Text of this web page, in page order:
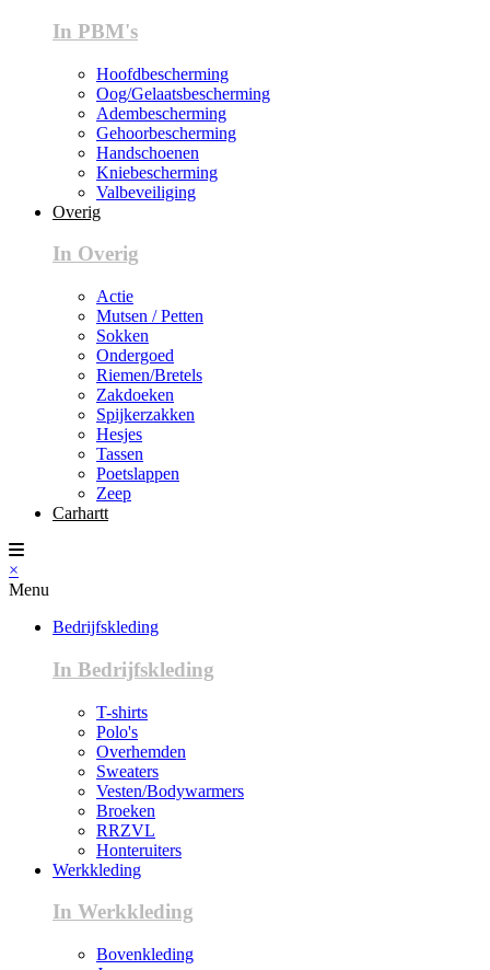
In PBM's
Hoofdbescherming
Oog/Gelaatsbescherming
Adembescherming
Gehoorbescherming
Handschoenen
Kniebescherming
Valbeveiliging
Overig
In Overig
Actie
Mutsen / Petten
Sokken
Ondergoed
Riemen/Bretels
Zakdoeken
Spijkerzakken
Hesjes
Tassen
Poetslappen
Zeep
Carhartt
×
Menu
Bedrijfskleding
In Bedrijfskleding
T-shirts
Polo's
Overhemden
Sweaters
Vesten/Bodywarmers
Broeken
RRZVL
Honteruiters
Werkkleding
In Werkkleding
Bovenkleding